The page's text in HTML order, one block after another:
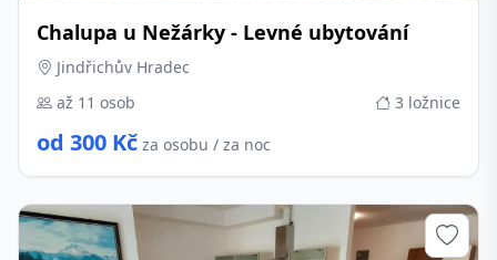
Chalupa u Nežárky - Levné ubytování
Jindřichův Hradec
až 11 osob
3 ložnice
od 300 Kč za osobu / za noc